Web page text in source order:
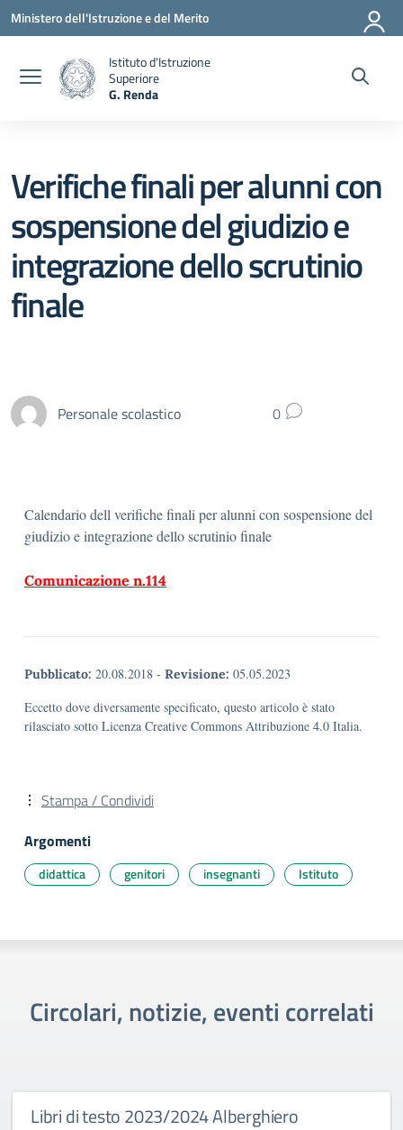
Vai ai contenuti
Vai al menu di navigazione
Vai al footer
Ministero dell'Istruzione e del Merito
Istituto d'Istruzione
Superiore
G. Renda
Verifiche finali per alunni con
sospensione del giudizio e
integrazione dello scrutinio
finale
Personale scolastico 0
Calendario dell verifiche finali per alunni con sospensione del
giudizio e integrazione dello scrutinio finale
Comunicazione n.114
Pubblicato: 20.08.2018 - Revisione: 05.05.2023
Eccetto dove diversamente specificato, questo articolo è stato
rilasciato sotto Licenza Creative Commons Attribuzione 4.0 Italia.
Stampa / Condividi
Argomenti
didattica genitori insegnanti Istituto
Circolari, notizie, eventi correlati
Libri di testo 2023/2024 Alberghiero